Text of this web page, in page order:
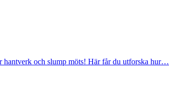
hantverk och slump möts! Här får du utforska hur…